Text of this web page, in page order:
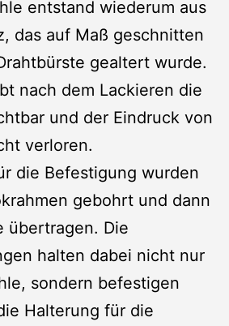
entstand wiederum aus
das auf Maß geschnitten
gealtert wurde.
nach dem Lackieren die
und der Eindruck von
verloren.
die Befestigung wurden
gebohrt und dann
übertragen. Die
halten dabei nicht nur
sondern befestigen
Halterung für die